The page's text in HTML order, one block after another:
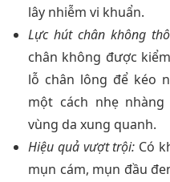
lây nhiễm vi khuẩn.
Lực hút chân không
chân không được
lỗ chân lông để kéo
một cách nhẹ
vùng da xung quanh.
Hiệu quả vượt trội: Có
mụn cám, mụn đầu